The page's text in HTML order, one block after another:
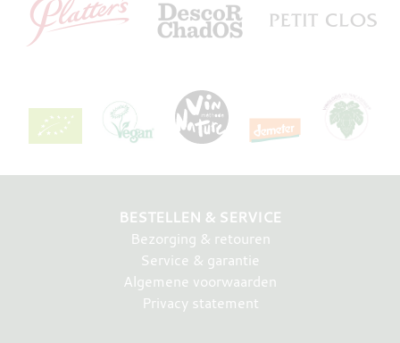
BESTELLEN & SERVICE
Bezorging & retouren
Service & garantie
Algemene voorwaarden
Privacy statement